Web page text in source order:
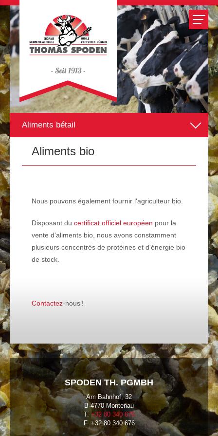
Aliments bétail
Allmash standards
Vitamines & minéraux
Aliments bio
Aliments bio
Nous pouvons également fournir l'agriculteur bio.
Disposant du certificat officiel européen pour la
vente d'aliments bio, nous avons constamment
plusieurs concentrés de protéines et d'énergie bio
de stock.
Contactez-nous !
SPODEN TH. PGMBH
Am Bahnhof, 32
B-4770 Montenau
T.+32 80 340 675
F. +32 80 340 676